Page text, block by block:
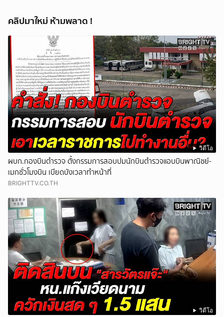
คลิปมาใหม่ ห้ามพลาด !
วิดีโอ
ผบก.กองบินตำรวจ ตั้งกรรมการสอบปมนักบินตำรวจแอบบินพาณิชย์-
เมกชั่วโมงบิน เบียดบังเวลาทำหน้าที่
BRIGHTTV.CO.TH
วิดีโอ